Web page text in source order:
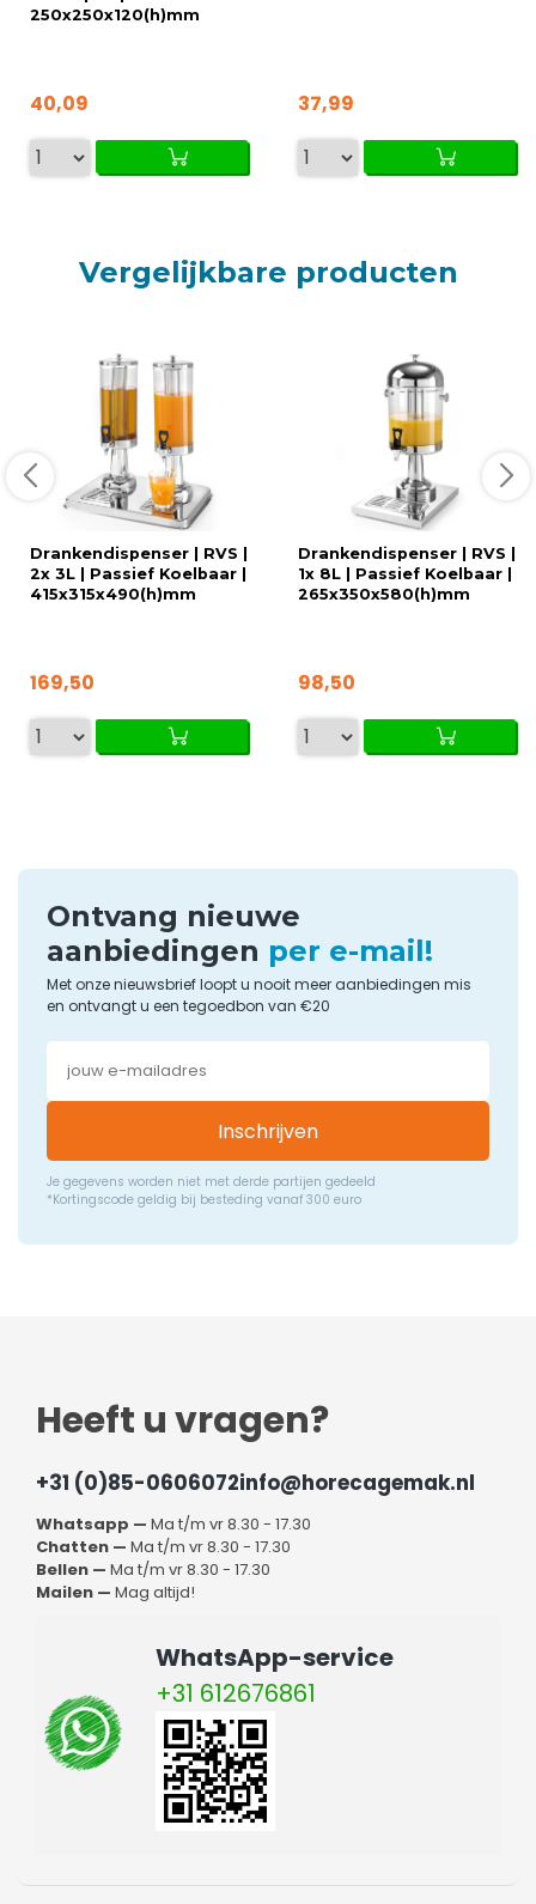
250x250x120(h)mm
40,09 37,99
Vergelijkbare producten
Drankendispenser | RVS |
2x 3L | Passief Koelbaar |
415x315x490(h)mm
169,50
Drankendispenser | RVS |
1x 8L | Passief Koelbaar |
265x350x580(h)mm
98,50
Ontvang nieuwe
aanbiedingen per e-mail!
Met onze nieuwsbrief loopt u nooit meer aanbiedingen mis
en ontvangt u een tegoedbon van €20
Inschrijven
Je gegevens worden niet met derde partijen gedeeld
*Kortingscode geldig bij besteding vanaf 300 euro
Heeft u vragen?
+31 (0)85-0606072info@horecagemak.nl
Whatsapp — Ma t/m vr 8.30 - 17.30
Chatten — Ma t/m vr 8.30 - 17.30
Bellen — Ma t/m vr 8.30 - 17.30
Mailen — Mag altijd!
WhatsApp-service
+31 612676861